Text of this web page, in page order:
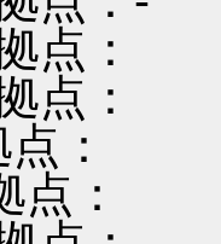
：
：
：
：